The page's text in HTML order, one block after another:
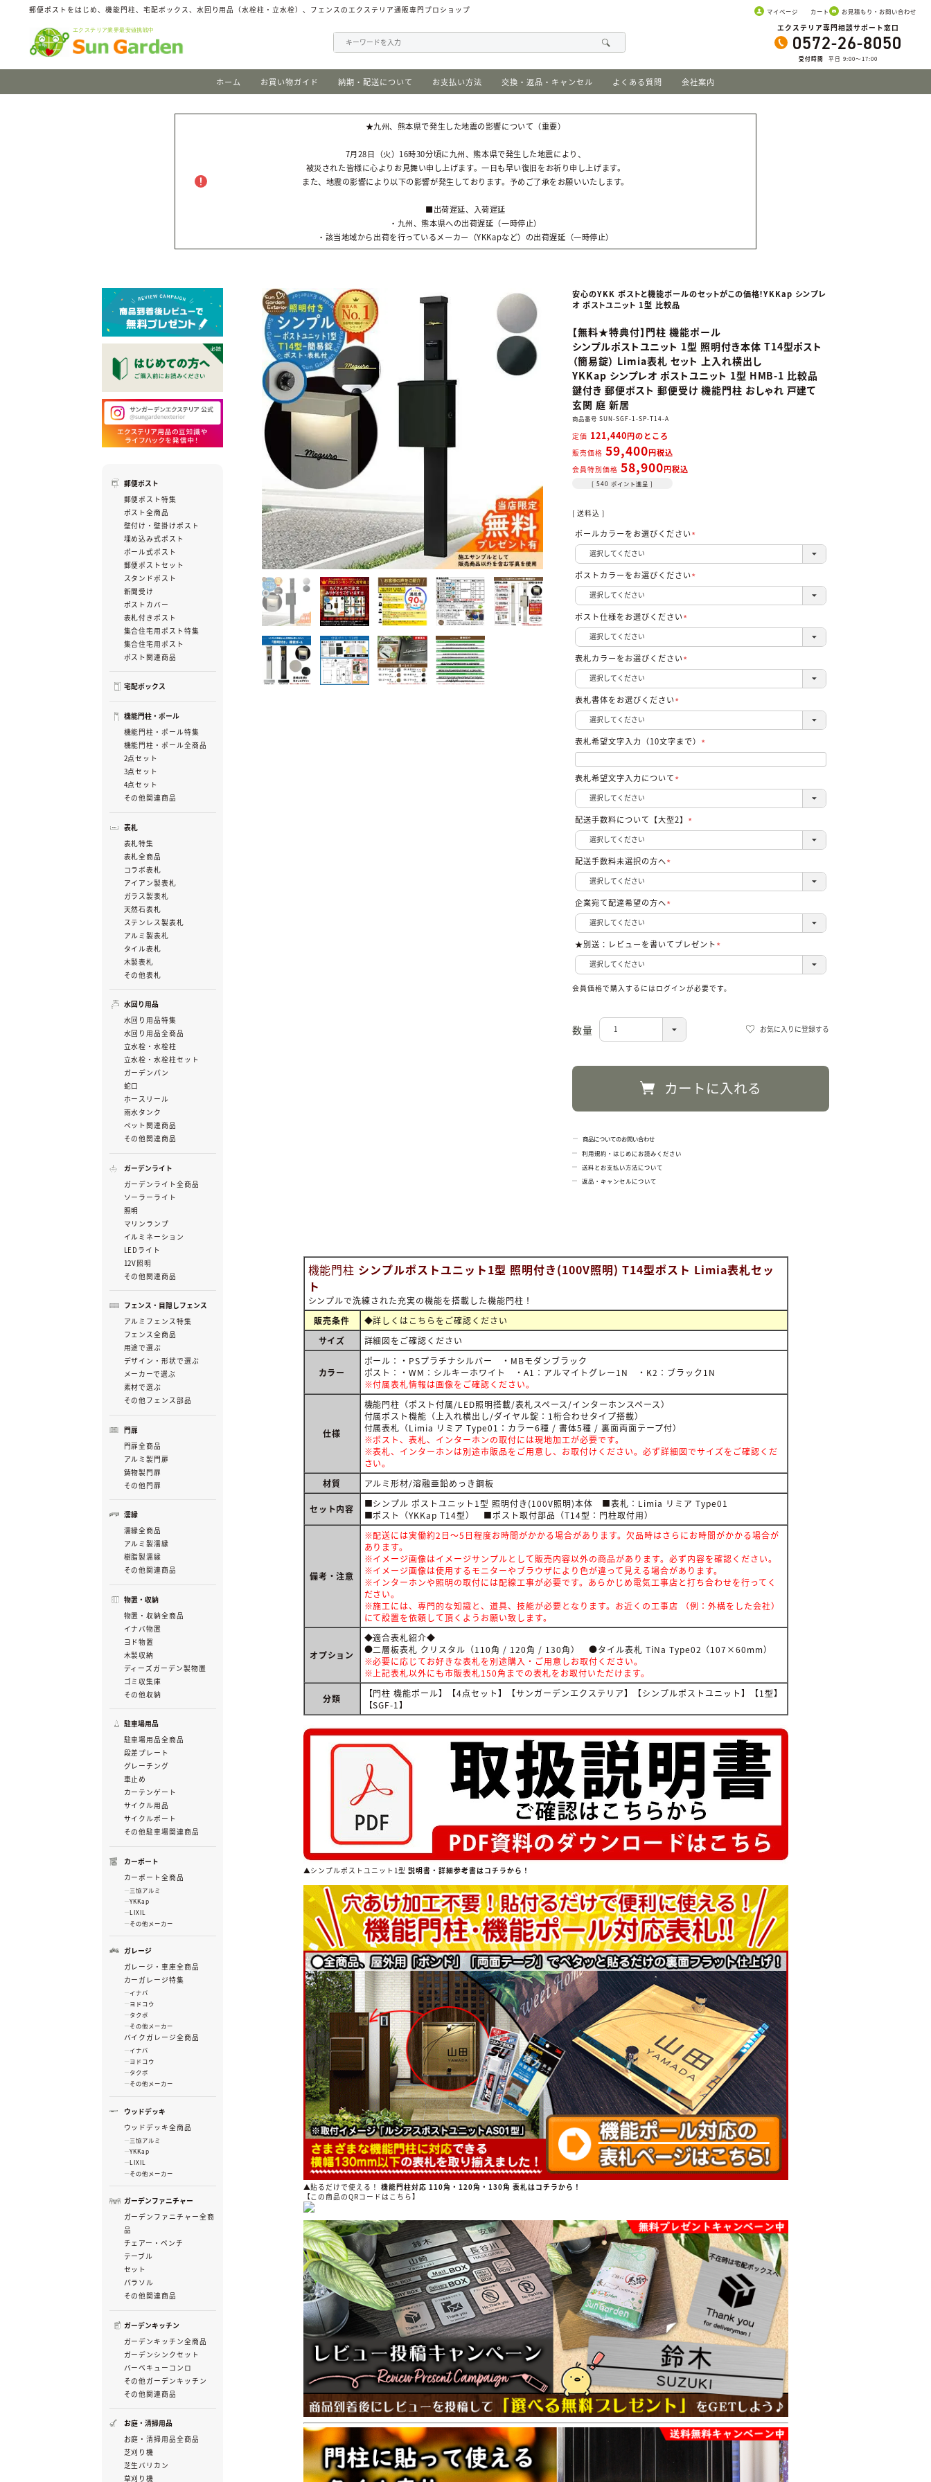
郵便ポストをはじめ、機能門柱、宅配ボックス、水回り用品（水栓柱・立水栓）、フェンスのエクステリア通販専門プロショップ マイページ カート お見積もり・お問い合わせ
エクステリア専門相談サポート窓口
0572-26-8050
受付時間 平日 9:00〜17:00
ホーム お買い物ガイド 納期・配送について お支払い方法 交換・返品・キャンセル よくある質問 会社案内
★九州、熊本県で発生した地震の影響について（重要）
7月28日（火）16時30分頃に九州、熊本県で発生した地震により、
被災された皆様に心よりお見舞い申し上げます。一日も早い復旧をお祈り申し上げます。
また、地震の影響により以下の影響が発生しております。予めご了承をお願いいたします。
■出荷遅延、入荷遅延
・九州、熊本県への出荷遅延（一時停止）
・該当地域から出荷を行っているメーカー（YKKapなど）の出荷遅延（一時停止）
安心のYKK ポストと機能ポールのセットがこの価格！YKKap シンプレ
オ ポストユニット 1型 比較品
【無料★特典付】門柱 機能ポール
シンプルポストユニット 1型 照明付き本体 T14型ポスト
（簡易錠） Limia表札 セット 上入れ横出し
YKKap シンプレオ ポストユニット 1型 HMB-1 比較品
鍵付き 郵便ポスト 郵便受け 機能門柱 おしゃれ 戸建て
玄関 庭 新居
商品番号 SUN-SGF-1-SP-T14-A
定価 121,440 のところ
販売価格 59,400 税込
会員特別価格 58,900 税込
[ 540 ポイント進呈 ]
送料込
ポールカラーをお選びください
(必
ポストカラーをお選びください
(必
ポスト仕様をお選びください
(必
表札カラーをお選びください
(必
表札書体をお選びください
(必
表札希望文字入力（10文字まで）
(必
須)
表札希望文字入力について
(必
配送手数料について【大型2】
(必
配送手数料未選択の方へ
(必
企業宛て配達希望の方へ
(必
★別送：レビューを書いてプレゼント
(必
会員価格で購入するにはログインが必要です。
お気に入りに登録する
カートに入れる
商品についてのお問い合わせ
利用規約・はじめにお読みください
送料とお支払い方法について
返品・キャンセルについて
機能門柱 シンプルポストユニット1型 照明付き(100V照明) T14型ポスト Limia表札セッ
ト
シンプルで洗練された充実の機能を搭載した機能門柱！
販売条件
◆詳しくはこちらをご確認ください
サイズ
詳細図をご確認ください
カラー
ポール：・PSプラチナシルバー ・MBモダンブラック
ポスト：・WM：シルキーホワイト ・A1：アルマイトグレー1N ・K2：ブラック1N
※付属表札情報は画像をご確認ください。
仕様
機能門柱（ポスト付属/LED照明搭載/表札スペース/インターホンスペース）
付属ポスト機能（上入れ横出し/ダイヤル錠：1桁合わせタイプ搭載）
付属表札（Limia リミア Type01：カラー6種 / 書体5種 / 裏面両面テープ付）
※ポスト、表札、インターホンの取付には現地加工が必要です。
※表札、インターホンは別途市販品をご用意し、お取付けください。必ず詳細図でサイズをご確認くだ
さい。
材質
アルミ形材/溶融亜鉛めっき鋼板
セット内容
■シンプル ポストユニット1型 照明付き(100V照明)本体 ■表札：Limia リミア Type01
■ポスト（YKKap T14型） ■ポスト取付部品（T14型：門柱取付用）
備考・注意
※配送には実働約2日～5日程度お時間がかかる場合があります。欠品時はさらにお時間がかかる場合が
あります。
※イメージ画像はイメージサンプルとして販売内容以外の商品があります。必ず内容を確認ください。
※イメージ画像は使用するモニターやブラウザにより色が違って見える場合があります。
※インターホンや照明の取付には配線工事が必要です。あらかじめ電気工事店と打ち合わせを行ってく
ださい。
※施工には、専門的な知識と、道具、技能が必要となります。お近くの工事店 （例：外構をした会社）
にて設置を依頼して頂くようお願い致します。
オプション
◆適合表札紹介◆
●二層板表札 クリスタル（110角 / 120角 / 130角） ●タイル表札 TiNa Type02（107×60mm）
※必要に応じてお好きな表札を別途購入・ご用意しお取付ください。
※上記表札以外にも市販表札150角までの表札をお取付いただけます。
分類
【門柱 機能ポール】【4点セット】【サンガーデンエクステリア】【シンプルポストユニット】【1型】
【SGF-1】
▲シンプルポストユニット1型説明書・詳細参考書はコチラから！
▲貼るだけで使える！機能門柱対応 110角・120角・130角 表札はコチラから！
【この商品のQRコードはこちら】
郵便ポスト
郵便ポスト特集
ポスト全商品
壁付け・壁掛けポスト
埋め込み式ポスト
ポール式ポスト
郵便ポストセット
スタンドポスト
新聞受け
ポストカバー
表札付きポスト
集合住宅用ポスト特集
集合住宅用ポスト
ポスト関連商品
宅配ボックス
機能門柱・ポール
機能門柱・ポール特集
機能門柱・ポール全商品
2点セット
3点セット
4点セット
その他関連商品
表札
表札特集
表札全商品
コラボ表札
アイアン製表札
ガラス製表札
天然石表札
ステンレス製表札
アルミ製表札
タイル表札
木製表札
その他表札
水回り用品
水回り用品特集
水回り用品全商品
立水栓・水栓柱
立水栓・水栓柱セット
ガーデンパン
蛇口
ホースリール
雨水タンク
ペット関連商品
その他関連商品
ガーデンライト
ガーデンライト全商品
ソーラーライト
照明
マリンランプ
イルミネーション
LEDライト
12V照明
その他関連商品
フェンス・目隠しフェンス
アルミフェンス特集
フェンス全商品
用途で選ぶ
デザイン・形状で選ぶ
メーカーで選ぶ
素材で選ぶ
その他フェンス部品
門扉
門扉全商品
アルミ製門扉
鋳物製門扉
その他門扉
濡縁
濡縁全商品
アルミ製濡縁
樹脂製濡縁
その他関連商品
物置・収納
物置・収納全商品
イナバ物置
ヨド物置
木製収納
ディーズガーデン製物置
ゴミ収集庫
その他収納
駐車場用品
駐車場用品全商品
段差プレート
グレーチング
車止め
カーテンゲート
サイクル用品
サイクルポート
その他駐車場関連商品
カーポート
カーポート全商品
三協アルミ
YKKap
LIXIL
その他メーカー
ガレージ
ガレージ・車庫全商品
カーガレージ特集
イナバ
ヨドコウ
タクボ
その他メーカー
バイクガレージ全商品
イナバ
ヨドコウ
タクボ
その他メーカー
ウッドデッキ
ウッドデッキ全商品
三協アルミ
YKKap
LIXIL
その他メーカー
ガーデンファニチャー
ガーデンファニチャー全商
品
チェアー・ベンチ
テーブル
セット
パラソル
その他関連商品
ガーデンキッチン
ガーデンキッチン全商品
ガーデンシンクセット
バーベキューコンロ
その他ガーデンキッチン
その他関連商品
お庭・清掃用品
お庭・清掃用品全商品
芝刈り機
芝生バリカン
草刈り機